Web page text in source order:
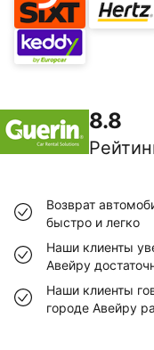
8.8
Возврат
быстро и легко
Наши клиенты
Авейру
Наши клиенты
городе Авейру